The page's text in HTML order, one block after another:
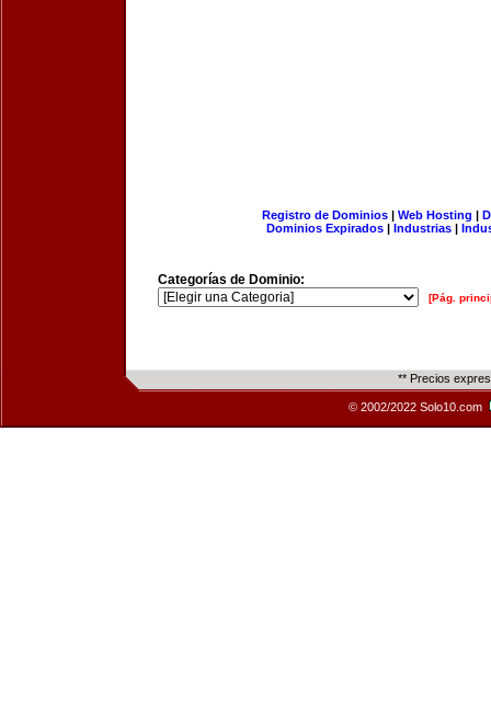
Registro de Dominios| Web Hosting |
Dominios Expirados | Industrias |
Categorías de Dominio:
[Pág.
** Precios
© 2002/2022 Solo10.com